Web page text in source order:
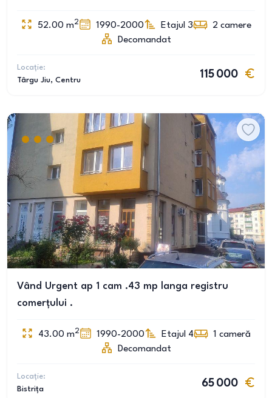
52.00 m2 1990-2000 Etajul 3 2 camere
Decomandat
Locație:
Târgu Jiu, Centru
115 000
Vând Urgent ap 1 cam .43 mp langa registru
comerțului .
43.00 m2 1990-2000 Etajul 4 1 cameră
Decomandat
Locație:
Bistrița
65 000